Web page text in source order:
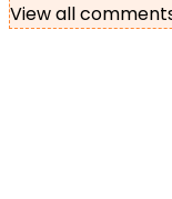
View all